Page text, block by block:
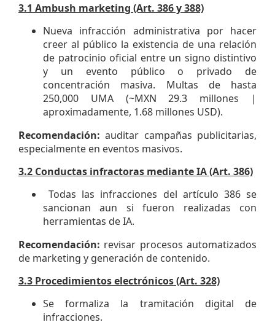
3.1 Ambush marketing (Art. 386 y 388)
Nueva infracción administrativa por hacer
creer al público la existencia de una relación
de patrocinio oficial entre un signo distintivo
y un evento público o privado de
concentración masiva. Multas de hasta
250,000 UMA (~MXN 29.3 millones |
aproximadamente, 1.68 millones USD).
Recomendación: auditar campañas publicitarias,
especialmente en eventos masivos.
3.2 Conductas infractoras mediante IA (Art. 386)
Todas las infracciones del artículo 386 se
sancionan aun si fueron realizadas con
herramientas de IA.
Recomendación: revisar procesos automatizados
de marketing y generación de contenido.
3.3 Procedimientos electrónicos (Art. 328)
Se formaliza la tramitación digital de
infracciones.